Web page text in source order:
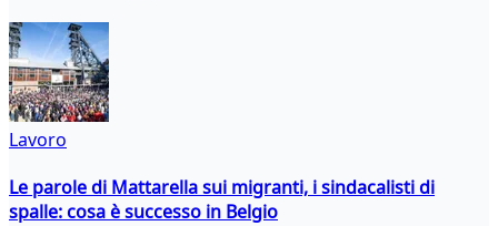
Lavoro
Le parole di Mattarella sui migranti, i sindacalisti di
spalle: cosa è successo in Belgio